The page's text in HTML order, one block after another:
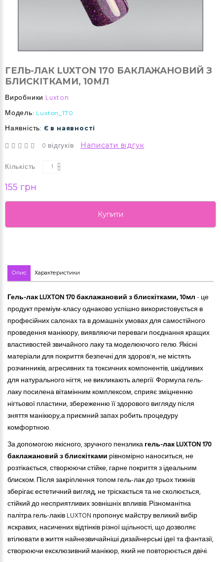
ГЕЛЬ-ЛАК LUXTON 170 БАКЛАЖАНОВИЙ З
БЛИСКІТКАМИ, 10МЛ
Виробники Luxton
Модель: Luxton_170
Наявність: Є в наявності
0 відгуків Написати відгук
Кількість
155 грн
Купити
Опис Характеристики
Гель-лак LUXTON 170 баклажановий з блискітками, 10мл- це
продукт преміум-класу однаково успішно використовується в
професійних салонах та в домашніх умовах для самостійного
проведення манікюру, виявляючи переваги поєднання кращих
властивостей звичайного лаку та моделюючого гелю. Якісні
матеріали для покриття безпечні для здоров'я, не містять
розчинників, агресивнихтатоксичних компонентів, шкідливих
для натурального нігтя, не викликають алергії. Формула гель-
лаку посилена вітамінним комплексом, сприяє зміцненню
нігтьової пластини, збереженню її здорового вигляду після
зняття манікюру,а приємний запах робить процедуру
комфортною.
За допомогою якісного, зручного пензликагель-лак LUXTON 170
баклажановий з блискітками рівномірно наноситься, не
розтікається, створюючи стійке, гарне покриття з ідеальним
блиском. Після закріплення топом гель-лак до трьох тижнів
зберігає естетичний вигляд, не тріскаєтьсятане сколюється,
стійкий до несприятливих зовнішніх впливів. Різноманітна
палітра гель-лаків LUXTON пропонує майстру великий вибір
яскравих, насичених відтінків різної щільності, що дозволяє
втілювати в життя найнезвичайніші дизайнерські ідеї та фантазії,
створюючи ексклюзивний манікюр, який не повторюється двічі.